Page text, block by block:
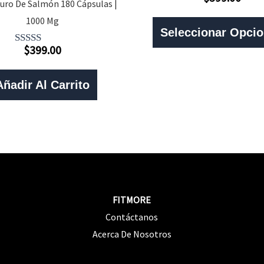
De Salmón 180 Cápsulas |
1000 Mg
Valorado
5.00
De 5
$399.00
Al Carrito
0
De
5
Seleccionar
FITMORE
Contáctanos
Acerca De Nosotros